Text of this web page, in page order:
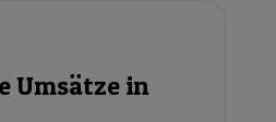
Umsätze in